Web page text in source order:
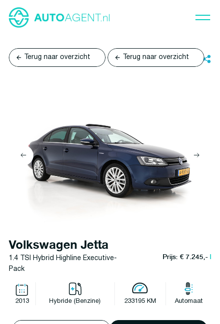
Terug naar overzicht Terug naar overzicht
Volkswagen Jetta
1.4 TSI Hybrid Highline Executive-
Pack
Prijs: € 7.245,-l
2013 Hybride (Benzine) 233195 KM Automaat